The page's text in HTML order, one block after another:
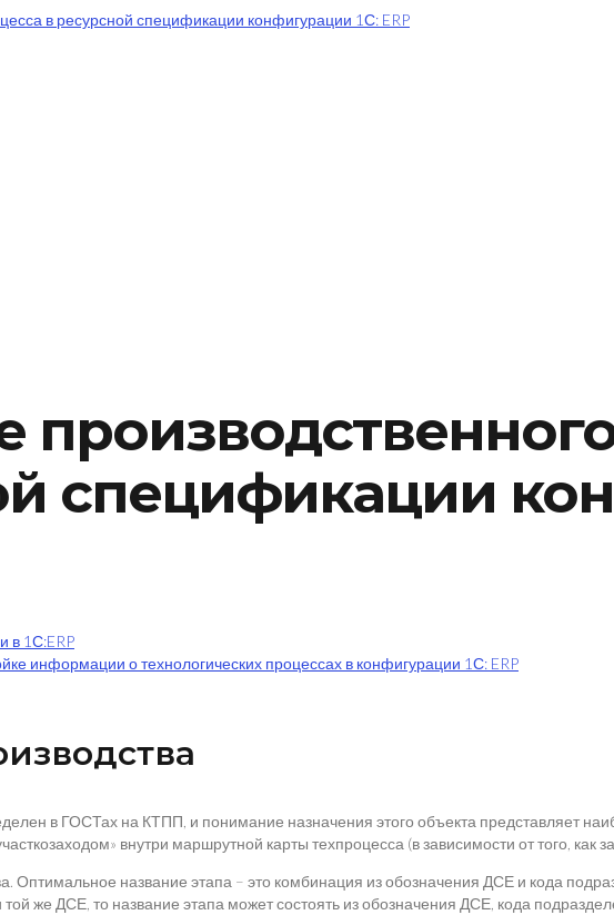
спецификации
в 1С:ERP
информации о технологических процессах в конфигурации 1С: ERP
в ГОСТах на КТПП, и понимание назначения этого объекта представляет
внутри маршрутной карты техпроцесса (в зависимости от того, как
Оптимальное название этапа – это комбинация из обозначения ДСЕ и кода
же ДСЕ, то название этапа может состоять из обозначения ДСЕ, кода